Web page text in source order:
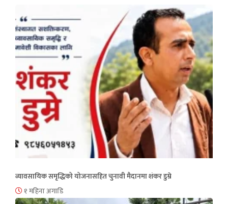
व्यावसायिक समृद्धिको योजनासहित चुनावी मैदानमा शंकर डुम्रे
१ महिना अगाडि